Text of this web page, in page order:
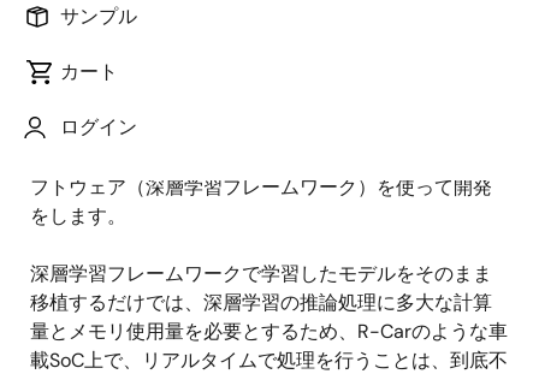
サンプル
カート
ログイン
深層学習を車載SoC向けにリアルタイ
ム処理させるための深層学習のモデル
変換
フトウェア（深層学習フレームワーク）を使って開発
をします。
深層学習フレームワークで学習したモデルをそのまま
移植するだけでは、深層学習の推論処理に多大な計算
量とメモリ使用量を必要とするため、R-Carのような車
載SoC上で、リアルタイムで処理を行うことは、到底不